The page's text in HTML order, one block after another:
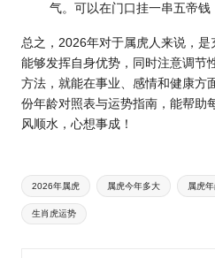
气。可以在门口挂一串五帝钱
总之，2026年对于属虎人来说，
能够发挥自身优势，同时注意调节
方法，就能在事业、感情和健康方
份年龄对照表与运势指南，能帮助
风顺水，心想事成！
Tags:
2026年属虎 属虎今年多大 属虎
生肖虎运势